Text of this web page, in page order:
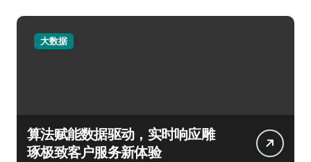
大数据
算法赋能数据驱动，实时响应雕
琢极致客户服务新体验